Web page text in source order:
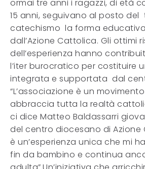
ormai tre anni i ragazzi, di età
15 anni, seguivano al posto del
catechismo la forma
dall’Azione Cattolica. Gli ottimi
dell’esperienza hanno
l’iter burocratico per costituire
integrata e supportata dal
“L’associazione è un
abbraccia tutta la realtà
ci dice Matteo Baldassarri
del centro diocesano di Azione
è un’esperienza unica che mi
fin da bambino e continua